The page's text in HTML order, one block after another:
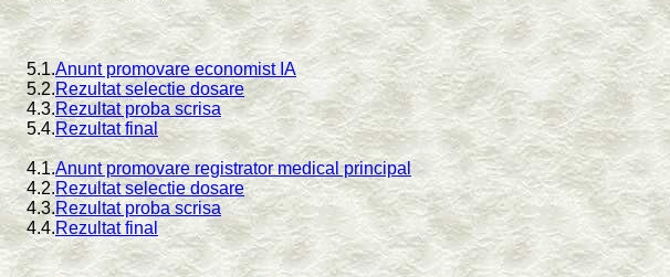
5.1.Anunt promovare economist IA
5.2.Rezultat selectie dosare
4.3.Rezultat proba scrisa
5.4.Rezultat final
4.1.Anunt promovare registrator medical principal
4.2.Rezultat selectie dosare
4.3.Rezultat proba scrisa
4.4.Rezultat final